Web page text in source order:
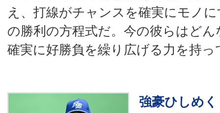
え、打線がチャンスを確実にモノ
の勝利の方程式だ。今の彼らはど
確実に好勝負を繰り広げる力を持っ
強豪ひしめ